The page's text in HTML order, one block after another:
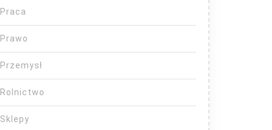
Praca
Prawo
Przemysł
Rolnictwo
Sklepy